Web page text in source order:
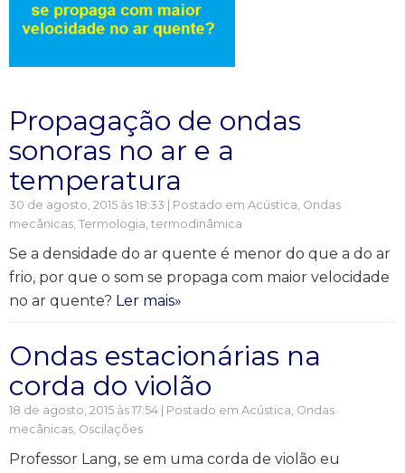
Propagação de ondas
sonoras no ar e a
temperatura
30 de agosto, 2015 às 18:33 | Postado em Acústica, Ondas
mecânicas, Termologia, termodinâmica
Se a densidade do ar quente é menor do que a do ar
frio, por que o som se propaga com maior velocidade
no ar quente? Ler mais»
Ondas estacionárias na
corda do violão
18 de agosto, 2015 às 17:54 | Postado em Acústica, Ondas
mecânicas, Oscilações
Professor Lang, se em uma corda de violão eu